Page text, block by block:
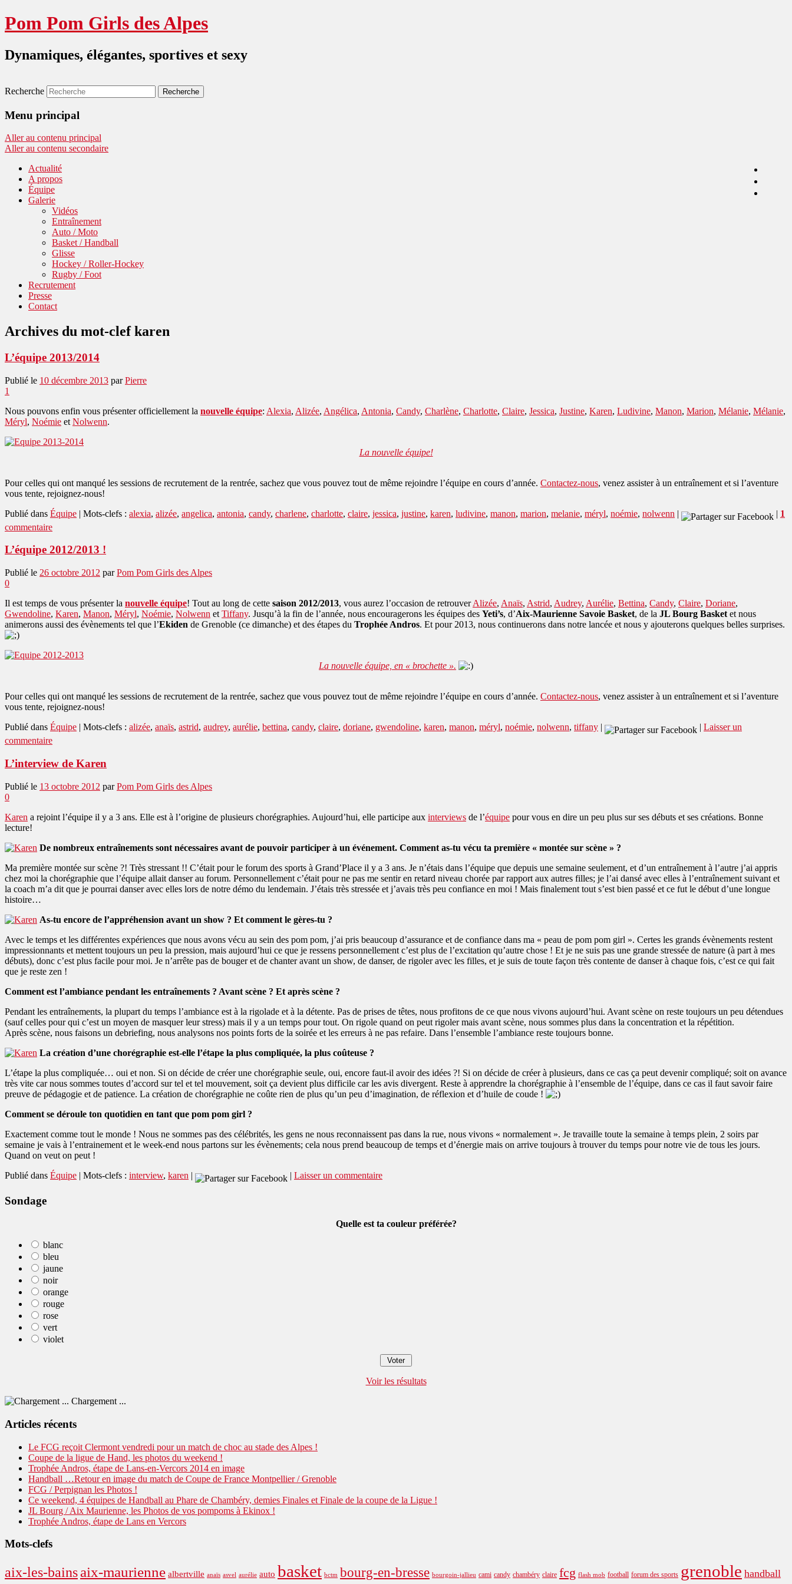
Pom Pom Girls des Alpes
Dynamiques, élégantes, sportives et sexy
Recherche
Menu principal
Aller au contenu principal
Aller au contenu secondaire
Actualité
A propos
Équipe
Galerie
Vidéos
Entraînement
Auto / Moto
Basket / Handball
Glisse
Hockey / Roller-Hockey
Rugby / Foot
Recrutement
Presse
Contact
Archives du mot-clefkaren
L’équipe 2013/2014
Publié le 10 décembre 2013 par Pierre
1
Nous pouvons enfin vous présenter officiellement la nouvelle équipe: Alexia, Alizée, Angélica, Antonia, Candy, Charlène, Charlotte, Claire, Jessica, Justine, Karen, Ludivine, Manon, Marion, Mélanie, Mélanie,
Méryl, Noémie et Nolwenn.
La nouvelle équipe!
Pour celles qui ont manqué les sessions de recrutement de la rentrée, sachez que vous pouvez tout de même rejoindre l’équipe en cours d’année. Contactez-nous, venez assister à un entraînement et si l’aventure
vous tente, rejoignez-nous!
Publié dans Équipe | Mots-clefs : alexia, alizée, angelica, antonia, candy, charlene, charlotte, claire, jessica, justine, karen, ludivine, manon, marion, melanie, méryl, noémie, nolwenn | | 1
commentaire
L’équipe 2012/2013 !
Publié le 26 octobre 2012 par Pom Pom Girls des Alpes
0
Il est temps de vous présenter la nouvelle équipe! Tout au long de cette saison 2012/2013, vous aurez l’occasion de retrouverAlizée, Anaïs, Astrid, Audrey, Aurélie, Bettina, Candy, Claire, Doriane,
Gwendoline, Karen, Manon, Méryl, Noémie, Nolwenn et Tiffany. Jusqu’à la fin de l’année, nous encouragerons les équipes des Yeti’s, d’Aix-Maurienne Savoie Basket, de la JL Bourg Basket et nous
animerons aussi des évènements tel que l’Ekiden de Grenoble (ce dimanche) et des étapes du Trophée Andros. Et pour 2013, nous continuerons dans notre lancée et nous y ajouterons quelques belles surprises.
La nouvelle équipe, en « brochette ».
Pour celles qui ont manqué les sessions de recrutement de la rentrée, sachez que vous pouvez tout de même rejoindre l’équipe en cours d’année. Contactez-nous, venez assister à un entraînement et si l’aventure
vous tente, rejoignez-nous!
Publié dans Équipe | Mots-clefs : alizée, anaïs, astrid, audrey, aurélie, bettina, candy, claire, doriane, gwendoline, karen, manon, méryl, noémie, nolwenn, tiffany | | Laisser un
commentaire
L’interview de Karen
Publié le 13 octobre 2012 par Pom Pom Girls des Alpes
0
Karen a rejoint l’équipe il y a 3 ans. Elle est à l’origine de plusieurs chorégraphies. Aujourd’hui, elle participe aux interviews de l’équipe pour vous en dire un peu plus sur ses débuts et ses créations. Bonne
lecture!
De nombreux entraînements sont nécessaires avant de pouvoir participer à un événement. Comment as-tu vécu ta première « montée sur scène » ?
Ma première montée sur scène ?! Très stressant !! C’était pour le forum des sports à Grand’Place il y a 3 ans. Je n’étais dans l’équipe que depuis une semaine seulement, et d’un entraînement à l’autre j’ai appris
chez moi la chorégraphie que l’équipe allait danser au forum. Personnellement c’était pour ne pas me sentir en retard niveau chorée par rapport aux autres filles; je l’ai dansé avec elles à l’entraînement suivant et
la coach m’a dit que je pourrai danser avec elles lors de notre démo du lendemain. J’étais très stressée et j’avais très peu confiance en moi ! Mais finalement tout s’est bien passé et ce fut le début d’une longue
histoire…
As-tu encore de l’appréhension avant un show ? Et comment le gères-tu ?
Avec le temps et les différentes expériences que nous avons vécu au sein des pom pom, j’ai pris beaucoup d’assurance et de confiance dans ma « peau de pom pom girl ». Certes les grands évènements restent
impressionnants et mettent toujours un peu la pression, mais aujourd’hui ce que je ressens personnellement c’est plus de l’excitation qu’autre chose ! Et je ne suis pas une grande stressée de nature (à part à mes
débuts), donc c’est plus facile pour moi. Je n’arrête pas de bouger et de chanter avant un show, de danser, de rigoler avec les filles, et je suis de toute façon très contente de danser à chaque fois, c’est ce qui fait
que je reste zen !
Comment est l’ambiance pendant les entraînements ? Avant scène ? Et après scène ?
Pendant les entraînements, la plupart du temps l’ambiance est à la rigolade et à la détente. Pas de prises de têtes, nous profitons de ce que nous vivons aujourd’hui. Avant scène on reste toujours un peu détendues
(sauf celles pour qui c’est un moyen de masquer leur stress) mais il y a un temps pour tout. On rigole quand on peut rigoler mais avant scène, nous sommes plus dans la concentration et la répétition.
Après scène, nous faisons un debriefing, nous analysons nos points forts de la soirée et les erreurs à ne pas refaire. Dans l’ensemble l’ambiance reste toujours bonne.
La création d’une chorégraphie est-elle l’étape la plus compliquée, la plus coûteuse ?
L’étape la plus compliquée… oui et non. Si on décide de créer une chorégraphie seule, oui, encore faut-il avoir des idées ?! Si on décide de créer à plusieurs, dans ce cas ça peut devenir compliqué; soit on avance
très vite car nous sommes toutes d’accord sur tel et tel mouvement, soit ça devient plus difficile car les avis divergent. Reste à apprendre la chorégraphie à l’ensemble de l’équipe, dans ce cas il faut savoir faire
preuve de pédagogie et de patience. La création de chorégraphie ne coûte rien de plus qu’un peu d’imagination, de réflexion et d’huile de coude !
Comment se déroule ton quotidien en tant que pom pom girl ?
Exactement comme tout le monde ! Nous ne sommes pas des célébrités, les gens ne nous reconnaissent pas dans la rue, nous vivons « normalement ». Je travaille toute la semaine à temps plein, 2 soirs par
semaine je vais à l’entrainement et le week-end nous partons sur les évènements; cela nous prend beaucoup de temps et d’énergie mais on arrive toujours à trouver du temps pour notre vie de tous les jours.
Quand on veut on peut !
Publié dans Équipe | Mots-clefs : interview, karen | | Laisser un commentaire
Sondage
Quelle est ta couleur préférée?
blanc
bleu
jaune
noir
orange
rouge
rose
vert
violet
Voir les résultats
Chargement ...
Articles récents
Le FCG reçoit Clermont vendredi pour un match de choc au stade des Alpes !
Coupe de la ligue de Hand, les photos du weekend !
Trophée Andros, étape de Lans-en-Vercors 2014 en image
Handball …Retour en image du match de Coupe de France Montpellier / Grenoble
FCG / Perpignan les Photos !
Ce weekend, 4 équipes de Handball au Phare de Chambéry, demies Finales et Finale de la coupe de la Ligue !
JL Bourg / Aix Maurienne, les Photos de vos pompoms à Ekinox !
Trophée Andros, étape de Lans en Vercors
Mots-clefs
aix-les-bainsaix-maurienne albertville anaïs asvel aurélie auto basket bctm bourg-en-bresse bourgoin-jallieu cami candy chambéry claire fcg flash mob football forum des sports grenoble handball